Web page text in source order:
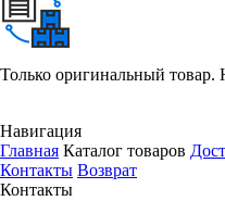
Только оригинальный товар.
Навигация
Главная Каталог товаров
Контакты Возврат
Контакты